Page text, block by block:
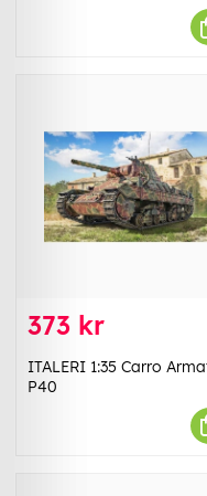
373 kr
ITALERI 1:35 Carro
P40